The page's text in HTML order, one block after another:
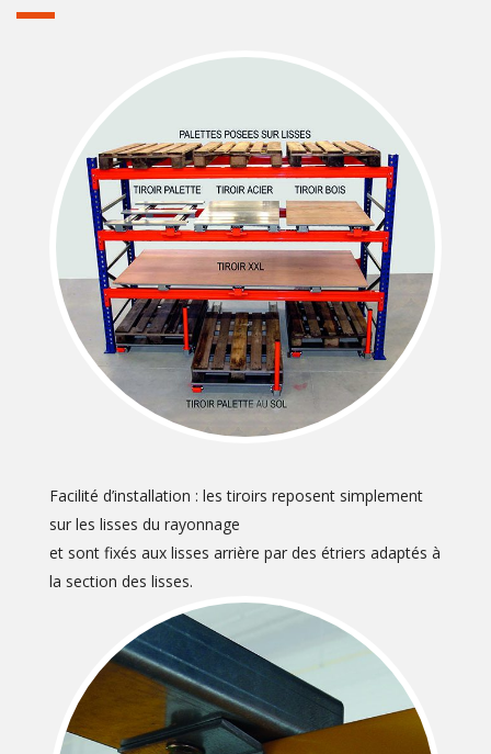
Facilité d’installation : les tiroirs reposent simplement
sur les lisses du rayonnage
et sont fixés aux lisses arrière par des étriers adaptés à
la section des lisses.